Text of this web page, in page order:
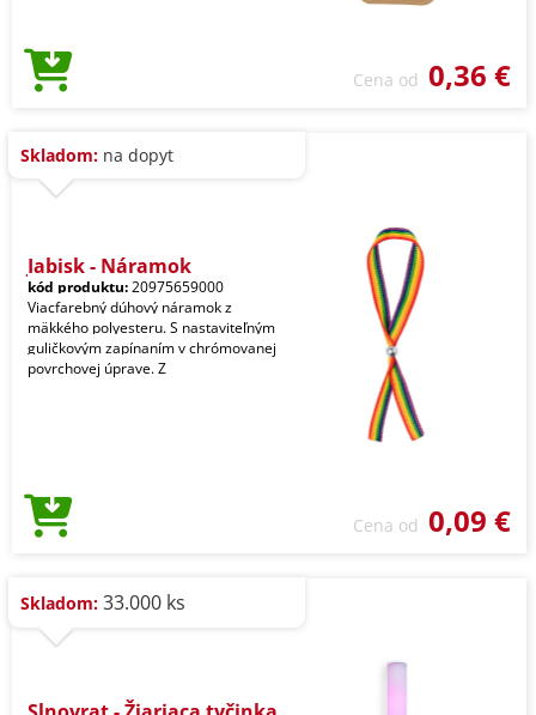
Cena od 0,36 €
Skladom: na dopyt
Jabisk - Náramok
kód produktu:20975659000
Viacfarebný dúhový náramok z
mäkkého polyesteru. S nastaviteľným
guličkovým zapínaním v chrómovanej
povrchovej úprave. Z
Cena od 0,09 €
Skladom: 33.000 ks